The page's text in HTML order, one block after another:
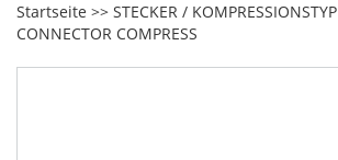
Startseite >> STECKER / KOMPRESSIONSTYP
CONNECTOR COMPRESS